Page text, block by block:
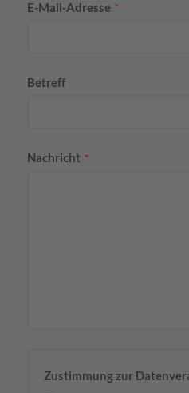
E-Mail-Adresse *
Betreff
Nachricht *
Zustimmung zur